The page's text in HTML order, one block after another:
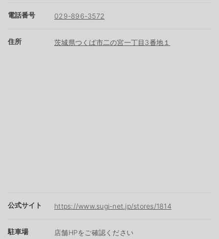
電話番号 029-896-3572
住所 茨城県つくば市二の宮一丁目3番地１
公式サイト https://www.sugi-net.jp/stores/1814
駐車場 店舗HPをご確認ください